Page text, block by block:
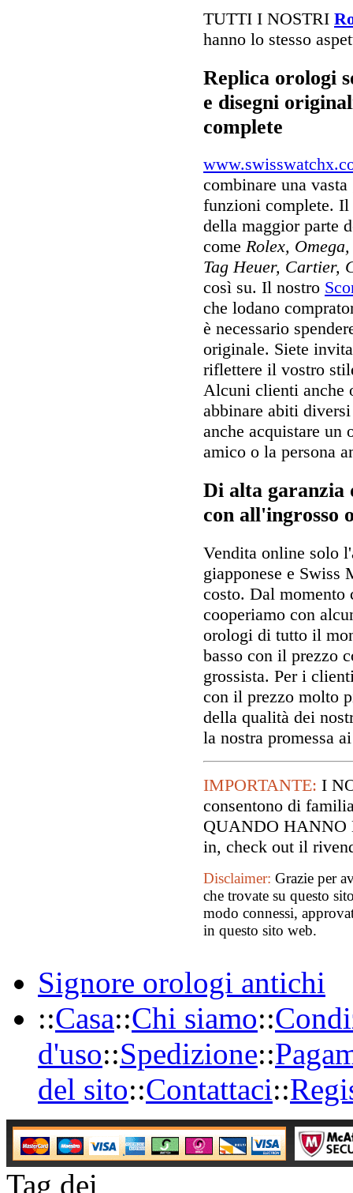
TUTTI I NOSTRI
hanno lo stesso
Replica orologi
e disegni
complete
combinare una
funzioni complete. Il
della maggior parte
come Rolex,
Tag Heuer, Cartier,
così su. Il nostro
che lodano
è necessario
originale. Siete
riflettere il vostro
Alcuni clienti anche
abbinare abiti
anche acquistare un
amico o la persona
Di alta garanzia
con all'ingrosso
Vendita online solo
giapponese e Swiss
costo. Dal momento
cooperiamo con
orologi di tutto il
basso con il prezzo
grossista. Per i
con il prezzo molto
della qualità dei
la nostra promessa
IMPORTANTE: I
consentono di
QUANDO HANNO
in, check out il
Disclaimer: Grazie per
che trovate su questo
modo connessi,
in questo sito web.
Signore orologi antichi
::Casa::Chi siamo::
d'uso::Spedizione::
del sito::Contattaci::
Tag dei